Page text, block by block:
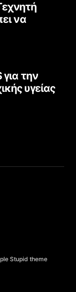
να
την
υγείας
Stupid theme